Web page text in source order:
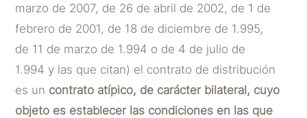
marzo de 2007, de 26 de abril de 2002, de 1 de
febrero de 2001, de 18 de diciembre de 1.995,
de 11 de marzo de 1.994 o de 4 de julio de
1.994 y las que citan) el contrato de distribución
es un contrato atípico, de carácter bilateral, cuyo
objeto es establecer las condiciones en las que